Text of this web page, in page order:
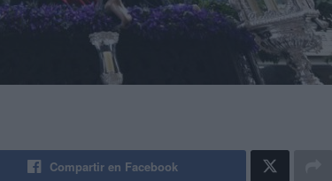
Compartir en Facebook